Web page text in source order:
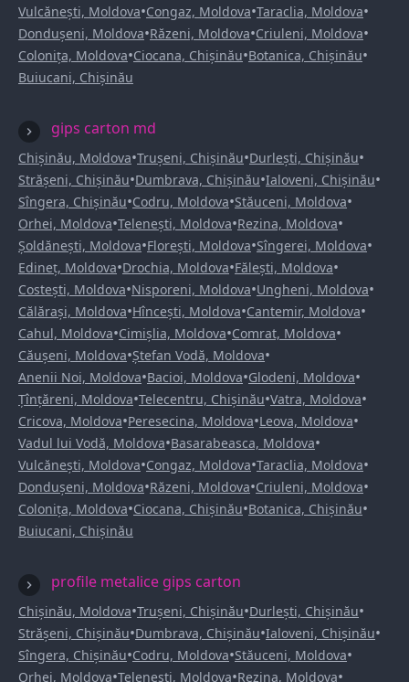
Vulcănești, Moldova•Congaz, Moldova•Taraclia, Moldova•
Dondușeni, Moldova•Răzeni, Moldova•Criuleni, Moldova•
Colonița, Moldova•Ciocana, Chișinău•Botanica, Chișinău•
Buiucani, Chișinău
gips carton md
Chișinău, Moldova•Trușeni, Chișinău•Durlești, Chișinău•
Strășeni, Chișinău•Dumbrava, Chișinău•Ialoveni, Chișinău•
Sîngera, Chișinău•Codru, Moldova•Stăuceni, Moldova•
Orhei, Moldova•Telenești, Moldova•Rezina, Moldova•
Șoldănești, Moldova•Florești, Moldova•Sîngerei, Moldova•
Edineț, Moldova•Drochia, Moldova•Fălești, Moldova•
Costești, Moldova•Nisporeni, Moldova•Ungheni, Moldova•
Călărași, Moldova•Hîncești, Moldova•Cantemir, Moldova•
Cahul, Moldova•Cimișlia, Moldova•Comrat, Moldova•
Căușeni, Moldova•Ștefan Vodă, Moldova•
Anenii Noi, Moldova•Bacioi, Moldova•Glodeni, Moldova•
Țînțăreni, Moldova•Telecentru, Chișinău•Vatra, Moldova•
Cricova, Moldova•Peresecina, Moldova•Leova, Moldova•
Vadul lui Vodă, Moldova•Basarabeasca, Moldova•
Vulcănești, Moldova•Congaz, Moldova•Taraclia, Moldova•
Dondușeni, Moldova•Răzeni, Moldova•Criuleni, Moldova•
Colonița, Moldova•Ciocana, Chișinău•Botanica, Chișinău•
Buiucani, Chișinău
profile metalice gips carton
Chișinău, Moldova•Trușeni, Chișinău•Durlești, Chișinău•
Strășeni, Chișinău•Dumbrava, Chișinău•Ialoveni, Chișinău•
Sîngera, Chișinău•Codru, Moldova•Stăuceni, Moldova•
Orhei, Moldova•Telenești, Moldova•Rezina, Moldova•